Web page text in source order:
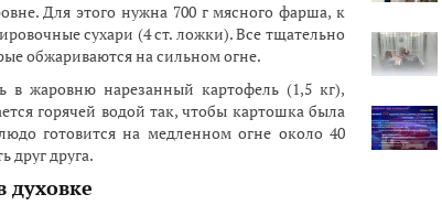
Для этого нужна 700 г мясного фарша, к
сухари (4 ст. ложки). Все тщательно
обжариваются на сильном огне.
в жаровню нарезанный картофель (1,5 кг),
горячей водой так, чтобы картошка была
готовится на медленном огне около 40
друг друга.
духовке